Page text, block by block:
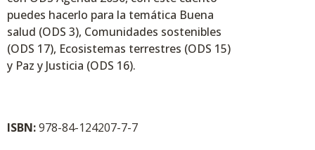
puedes hacerlo para la temática Buena
salud (ODS 3), Comunidades sostenibles
(ODS 17), Ecosistemas terrestres (ODS 15)
y Paz y Justicia (ODS 16).
ISBN:978-84-124207-7-7